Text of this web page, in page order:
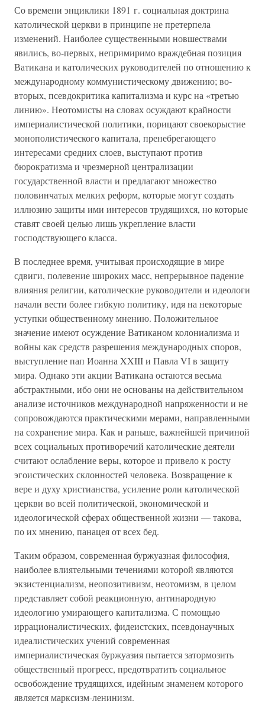
Со времени энциклики 1891 г. социальная доктрина
католической церкви в принципе не претерпела
изменений. Наиболее существенными новшествами
явились, во-первых, непримиримо враждебная позиция
Ватикана и католических руководителей по отношению к
международному коммунистическому движению; во-
вторых, псевдокритика капитализма и курс на «третью
линию». Неотомисты на словах осуждают крайности
империалистической политики, порицают своекорыстие
монополистического капитала, пренебрегающего
интересами средних слоев, выступают против
бюрократизма и чрезмерной централизации
государственной власти и предлагают множество
половинчатых мелких реформ, которые могут создать
иллюзию защиты ими интересов трудящихся, но которые
ставят своей целью лишь укрепление власти
господствующего класса.
В последнее время, учитывая происходящие в мире
сдвиги, полевение широких масс, непрерывное падение
влияния религии, католические руководители и идеологи
начали вести более гибкую политику, идя на некоторые
уступки общественному мнению. Положительное
значение имеют осуждение Ватиканом колониализма и
войны как средств разрешения международных споров,
выступление пап Иоанна XXIII и Павла VI в защиту
мира. Однако эти акции Ватикана остаются весьма
абстрактными, ибо они не основаны на действительном
анализе источников международной напряженности и не
сопровождаются практическими мерами, направленными
на сохранение мира. Как и раньше, важнейшей причиной
всех социальных противоречий католические деятели
считают ослабление веры, которое и привело к росту
эгоистических склонностей человека. Возвращение к
вере и духу христианства, усиление роли католической
церкви во всей политической, экономической и
идеологической сферах общественной жизни — такова,
по их мнению, панацея от всех бед.
Таким образом, современная буржуазная философия,
наиболее влиятельными течениями которой являются
экзистенциализм, неопозитивизм, неотомизм, в целом
представляет собой реакционную, антинародную
идеологию умирающего капитализма. С помощью
иррационалистических, фидеистских, псевдонаучных
идеалистических учений современная
империалистическая буржуазия пытается затормозить
общественный прогресс, предотвратить социальное
освобождение трудящихся, идейным знаменем которого
является марксизм-ленинизм.